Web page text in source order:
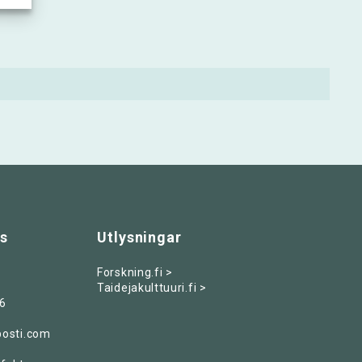
Utlysningar
Forskning.fi >
Taidejakulttuuri.fi >